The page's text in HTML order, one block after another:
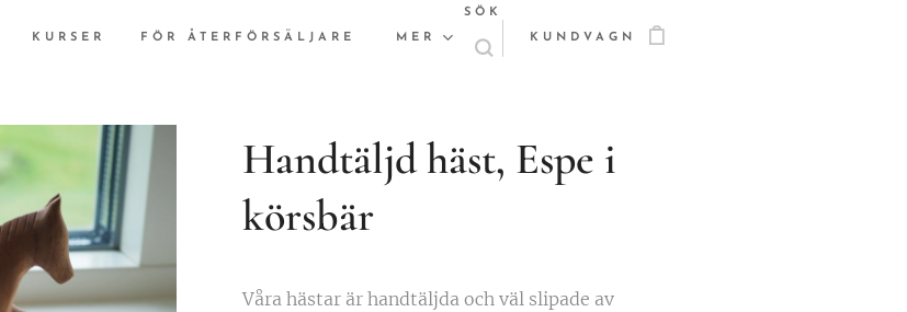
KURSER FÖR ÅTERFÖRSÄLJARE MER
SÖK
KUNDVAGN
Handtäljd häst, Espe i
körsbär
Våra hästar är handtäljda och väl slipade av